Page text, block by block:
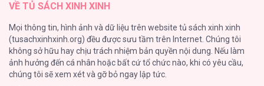
140
Phạm Luật
123
VỀ TỦ SÁCH XINH XINH
Mọi thông tin, hình ảnh và dữ liệu trên website tủ sách xinh xinh
(tusachxinhxinh.org) đều được sưu tầm trên Internet. Chúng tôi
không sở hữu hay chịu trách nhiệm bản quyền nội dung. Nếu làm
ảnh hưởng đến cá nhân hoặc bất cứ tổ chức nào, khi có yêu cầu,
chúng tôi sẽ xem xét và gỡ bỏ ngay lập tức.